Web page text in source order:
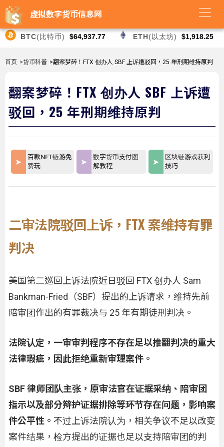
虚拟数字货币信息网
BTC(比特币) $64,937.77 ETH(以太坊) $1,918.25
首页 >货币科普 >翻案梦碎！FTX 创办人 SBF 上诉遭驳回，25 年刑期维持原判
翻案梦碎！FTX 创办人 SBF 上诉遭
驳回，25 年刑期维持原判
百款NFT链游免
费玩
数字货币支付图
解教程
区块链游戏获利
技巧
二审法院驳回上诉，FTX 案维持有罪
判决
美国第二巡回上诉法院近日驳回 FTX 创办人 Sam
Bankman-Fried（SBF）提出的上诉请求，维持先前
陪审团作出的有罪裁决与 25 年有期徒刑判决。
法院认定，一审审判程序不存在足以推翻判决的重大
法律瑕疵，因此拒绝重新审理案件。
SBF 律师团队主张，原审法官在证据采纳、陪审团
指示以及部分辩护证据排除等环节存在问题，影响案
件公平性。 不过上诉法院认为，相关争议不足以改变
案件结果，检方提出的证据也足以支持陪审团的判